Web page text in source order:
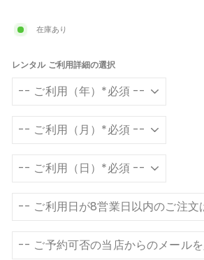
在庫あり
レンタル ご利用詳細の選択